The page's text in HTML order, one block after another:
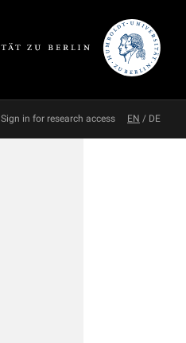
Sign in for research access EN / DE